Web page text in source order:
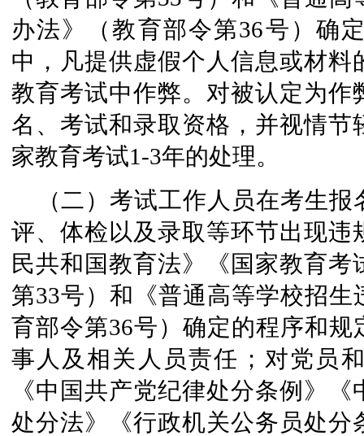
办法》（教育部令第36号）确
中，凡提供虚假个人信息或材
教育考试中作弊。对被认定为
名、考试和录取资格，并视情
家教育考试1-3年的处理。
（二）考试工作人员在考生
评、体检以及录取等环节出现
民共和国教育法》《国家教育
第33号）和《普通高等学校招
育部令第36号）确定的程序和
事人及相关人员责任；对党员
《中国共产党纪律处分条例》
处分法》《行政机关公务员处